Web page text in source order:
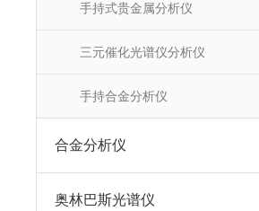
手持式贵金属分析仪
三元催化光谱仪分析仪
手持合金分析仪
合金分析仪
奥林巴斯光谱仪